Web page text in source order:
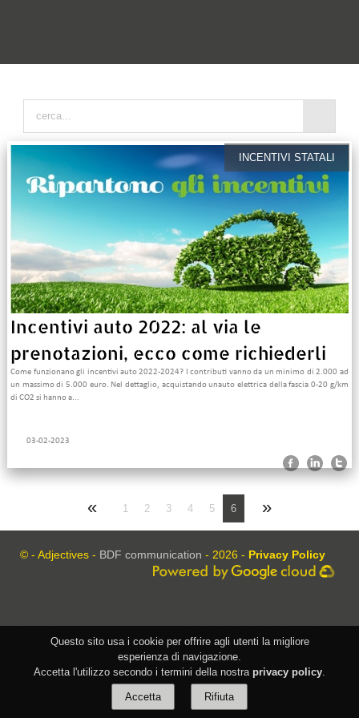
INCENTIVI STATALI
Incentivi auto 2022: al via le
prenotazioni, ecco come richiederli
Come funzionano gli incentivi auto 2022-2024? I contributi vanno da un minimo di 2.000 ad
un massimo di 5.000 euro. Nel dettaglio, acquistando unauto elettrica della fascia 0-20 g/km
di CO2 si hanno a...
03-02-2023
« 1 2 3 4 5 6 »
© - Adjectives - BDF communication - 2026 - Privacy Policy
Questo sito usa i cookie per offrire agli utenti la migliore
esperienza di navigazione.
Accetta l'utilizzo secondo i termini della nostra privacy policy.